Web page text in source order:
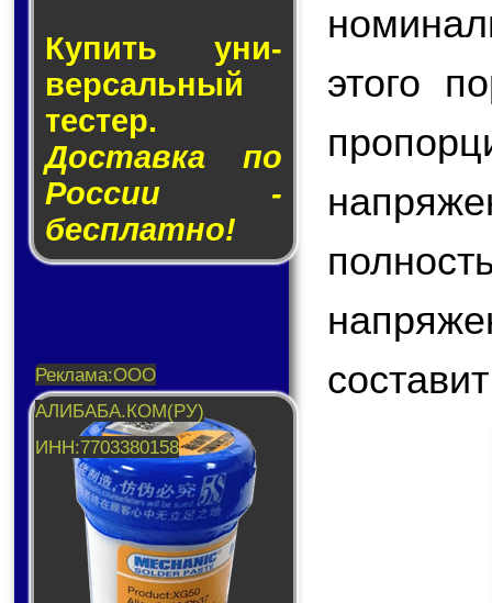
Купить уни­
вер­саль­ный
тес­тер.
Доставка по
России -
бесплатно!
этого